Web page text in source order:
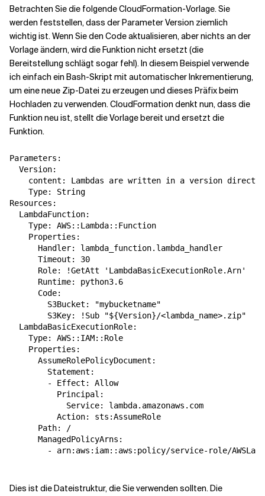
Verwandte Themen
Betrachten Sie die folgende CloudFormation-Vorlage. Sie
werden feststellen, dass der Parameter Version ziemlich
wichtig ist. Wenn Sie den Code aktualisieren, aber nichts an der
Vorlage ändern, wird die Funktion nicht ersetzt (die
Bereitstellung schlägt sogar fehl). In diesem Beispiel verwende
ich einfach ein Bash-Skript mit automatischer Inkrementierung,
um eine neue Zip-Datei zu erzeugen und dieses Präfix beim
Hochladen zu verwenden. CloudFormation denkt nun, dass die
Funktion neu ist, stellt die Vorlage bereit und ersetzt die
Funktion.
Parameters:
  Version:
content: Lambdas are written in a version
    Type: String
Resources:
  LambdaFunction:
    Type: AWS::Lambda::Function
    Properties:
      Handler: lambda_function.lambda_handler
      Timeout: 30
      Role: !GetAtt 'LambdaBasicExecutionRole.Arn'
      Runtime: python3.6
      Code:
        S3Bucket: "mybucketname"
        S3Key: !Sub "${Version}/<lambda_name>.zip"
  LambdaBasicExecutionRole:
    Type: AWS::IAM::Role
    Properties:
      AssumeRolePolicyDocument:
        Statement:
        - Effect: Allow
          Principal:
            Service: lambda.amazonaws.com
          Action: sts:AssumeRole
      Path: /
      ManagedPolicyArns:
- arn:aws:iam::aws:policy/service-role/
Dies ist die Dateistruktur, die Sie verwenden sollten. Die